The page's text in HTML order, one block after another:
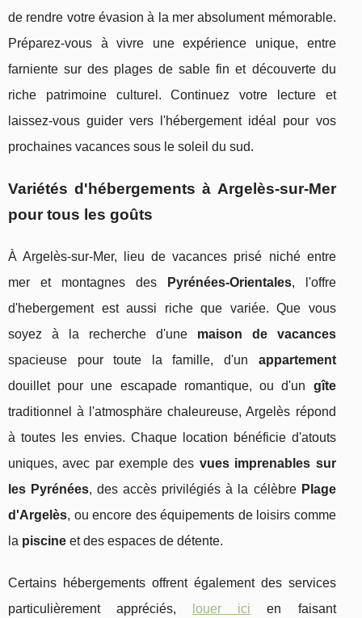
de rendre votre évasion à la mer absolument mémorable.
Préparez-vous à vivre une expérience unique, entre
farniente sur des plages de sable fin et découverte du
riche patrimoine culturel. Continuez votre lecture et
laissez-vous guider vers l'hébergement idéal pour vos
prochaines vacances sous le soleil du sud.
Variétés d'hébergements à Argelès-sur-Mer
pour tous les goûts
À Argelès-sur-Mer, lieu de vacances prisé niché entre
mer et montagnes des
Pyrénées-Orientales, l'offre
d'hebergement est aussi riche que variée. Que vous
soyez à la recherche d'une maison de vacances
spacieuse pour toute la famille, d'un appartement
douillet pour une escapade romantique, ou d'un gîte
traditionnel à l'atmosphäre chaleureuse, Argelès répond
à toutes les envies. Chaque location bénéficie d'atouts
uniques, avec par exemple des vues imprenables sur
les Pyrénées, des accès privilégiés à la célèbre Plage
d'Argelès, ou encore des équipements de loisirs comme
la piscine et des espaces de détente.
Certains hébergements offrent également des services
particulièrement appréciés,
louer ici en faisant